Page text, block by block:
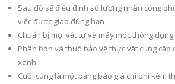
Sau đó sẽ điều định số lượng nhân công
việc được giao đúng hạn
Chuẩn bị mọi vật tư và máy móc thông
Phân bón và thuố bảo vệ thực vật cung cấp
xanh.
Cuối cùng là một bảng báo giá chi phí kèm